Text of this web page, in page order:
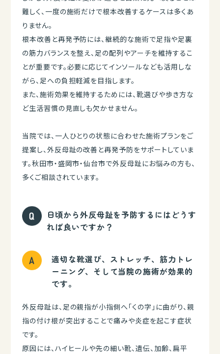
難しく、一度の施術だけで根本改善するケースは多くあ
りません。
根本改善と再発予防には、継続的な施術で足指や足裏
の筋力バランスを整え、足の配列やアーチを維持するこ
とが重要です。必要に応じてインソールなども活用しな
がら、足への負担軽減を目指します。
また、施術効果を維持するためには、靴選びや歩き方な
ど生活習慣の見直しも欠かせません。
当院では、一人ひとりの状態に合わせた施術プランをご
提案し、外反母趾の改善と再発予防をサポートしていま
す。秋田市・盛岡市・仙台市で外反母趾にお悩みの方も、
多くご相談されています。
日頃から外反母趾を予防するにはどうす
れば良いですか？
適切な靴選び、ストレッチ、筋力トレ
ーニング、そして当院の施術が効果的
です。
外反母趾は、足の親指が小指側へ「くの字」に曲がり、親
指の付け根が突出することで痛みや炎症を起こす症状
です。
原因には、ハイヒールや先の細い靴、遺伝、加齢、扁平